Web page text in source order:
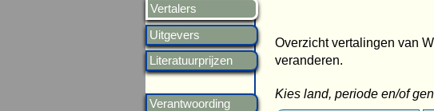
Vertalers
Uitgevers
Literatuurprijzen
Verantwoording
Overzicht vertalingen van
veranderen.
Kies land, periode en/of